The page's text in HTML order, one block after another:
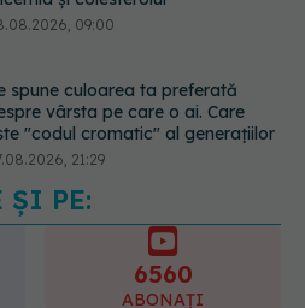
21:29
de sânge AST (SGOT): ce
rezultatele și când sunt un
de alarmă
11:00
ȘI PE:
6560
ABONAȚI